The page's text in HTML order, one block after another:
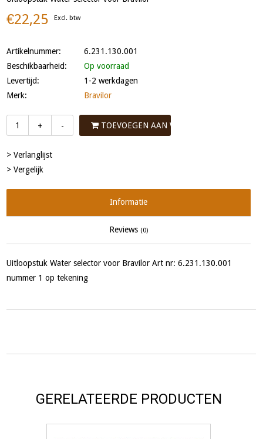
€22,25 Excl. btw
Artikelnummer:
6.231.130.001
Beschikbaarheid:
Op voorraad
Levertijd:
1-2 werkdagen
Merk:
Bravilor
+ - TOEVOEGEN AAN WINKELWAGEN
> Verlanglijst
> Vergelijk
Informatie
Reviews (0)
Uitloopstuk Water selector voor Bravilor Art nr: 6.231.130.001
nummer 1 op tekening
GERELATEERDE PRODUCTEN